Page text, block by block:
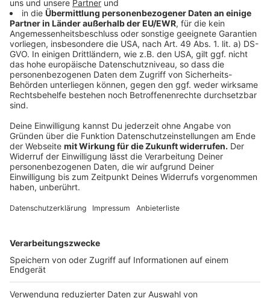
einer Verbraucherschlichtungsstelle teil.
URHEBERRECHT
Der Inhalt unserer Webseite darf nur zu privaten Zwecken
genutzt werden. Urheberrechte sind zu beachten. Das
Vervielfältigen, Verbreiten sowie jegliche öffentliche
Wiedergabe von Inhalten dieser Website (insbesondere das
Internetangebote Dritter) ist nur mit unserem schriftlichen
Einverständnis zulässig. Dies gilt auch für die Aufnahme in
elektronische Datenbanken. Klargestellt wird, dass die
öffentliche Wiedergabe von Audio-Streams auch der
Einwilligungen von GEMA und GVL bedarf.
Das Radiosender behält sich eine Nutzung seiner Inhalte
für kommerzielles Text- und Data-Mining im Sinne von §
44b UrhG ausdrücklich vor. Für den Erwerb einer
entsprechenden Nutzungslizenz wenden Sie sich bitte